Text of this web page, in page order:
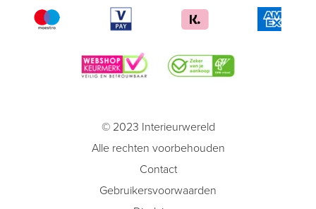
© 2023 Interieurwereld
Alle rechten voorbehouden
Contact
Gebruikersvoorwaarden